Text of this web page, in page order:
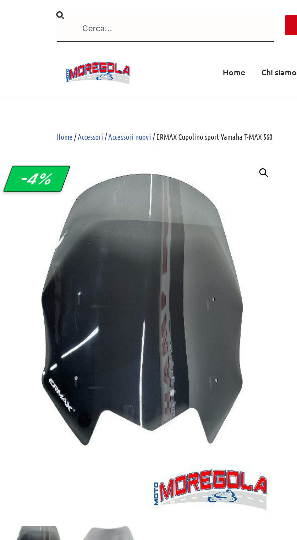
Home Chi siamo
Home /Accessori /Accessori nuovi / ERMAX Cupolino sport Yamaha T-MAX 560
-4%